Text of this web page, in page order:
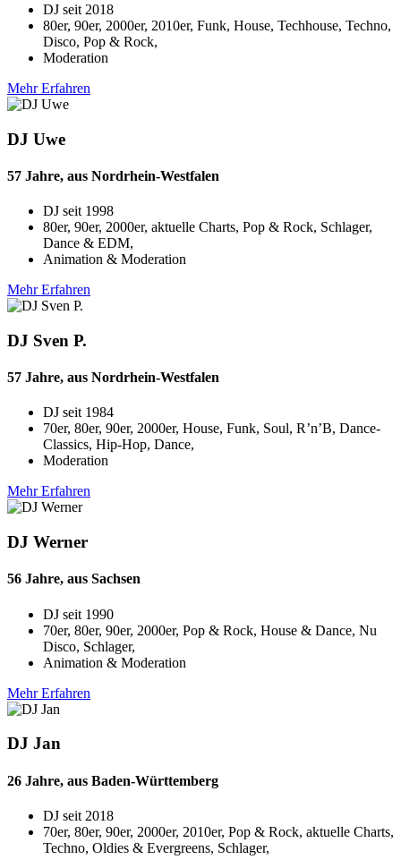
DJ seit 2018
80er, 90er, 2000er, 2010er, Funk, House, Techhouse, Techno,
Disco, Pop & Rock,
Moderation
Mehr Erfahren
DJ Uwe
57 Jahre, aus Nordrhein-Westfalen
DJ seit 1998
80er, 90er, 2000er, aktuelle Charts, Pop & Rock, Schlager,
Dance & EDM,
Animation & Moderation
Mehr Erfahren
DJ Sven P.
57 Jahre, aus Nordrhein-Westfalen
DJ seit 1984
70er, 80er, 90er, 2000er, House, Funk, Soul, R’n’B, Dance-
Classics, Hip-Hop, Dance,
Moderation
Mehr Erfahren
DJ Werner
56 Jahre, aus Sachsen
DJ seit 1990
70er, 80er, 90er, 2000er, Pop & Rock, House & Dance, Nu
Disco, Schlager,
Animation & Moderation
Mehr Erfahren
DJ Jan
26 Jahre, aus Baden-Württemberg
DJ seit 2018
70er, 80er, 90er, 2000er, 2010er, Pop & Rock, aktuelle Charts,
Techno, Oldies & Evergreens, Schlager,